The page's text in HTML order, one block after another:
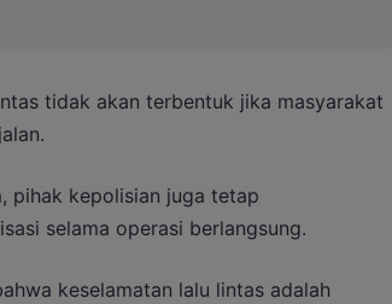
tidak akan terbentuk jika masyarakat
pihak kepolisian juga tetap
selama operasi berlangsung.
keselamatan lalu lintas adalah